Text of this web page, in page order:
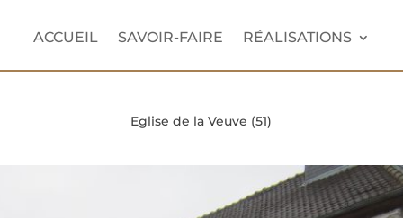
ACCUEIL SAVOIR-FAIRE RÉALISATIONS
Eglise de la Veuve (51)